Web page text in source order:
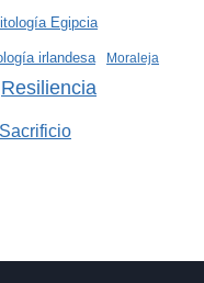
Egipcia
irlandesa Moraleja
Resiliencia
Sacrificio